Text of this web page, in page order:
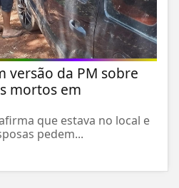
versão da PM sobre
mortos em
que estava no local e
pedem...